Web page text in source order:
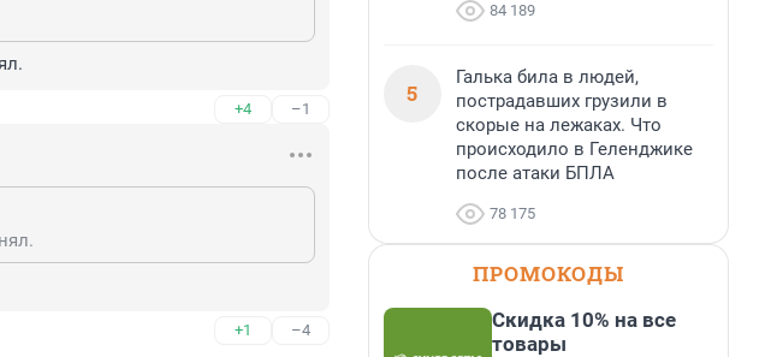
+4 –1
+1 –4
84 189
5
Галька била в людей,
пострадавших грузили в
скорые на лежаках. Что
происходило в Геленджике
после атаки БПЛА
78 175
ПРОМОКОДЫ
Скидка 10% на все
товары